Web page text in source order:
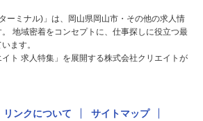
ーミナル)」は、岡山県岡山市・その他の求人情
地域密着をコンセプトに、仕事探しに役立つ最
ます。
ト 求人特集」を展開する株式会社クリエイトが
リンクについて
サイトマップ